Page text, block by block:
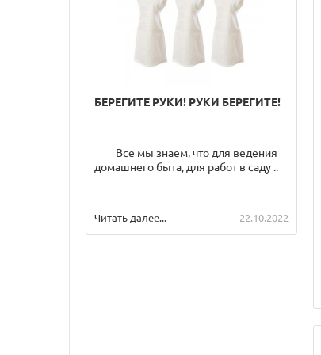
БЕРЕГИТЕ РУКИ! РУКИ БЕРЕГИТЕ!
Все мы знаем, что для ведения
домашнего быта, для работ в саду ..
Читать далее... 22.10.2022